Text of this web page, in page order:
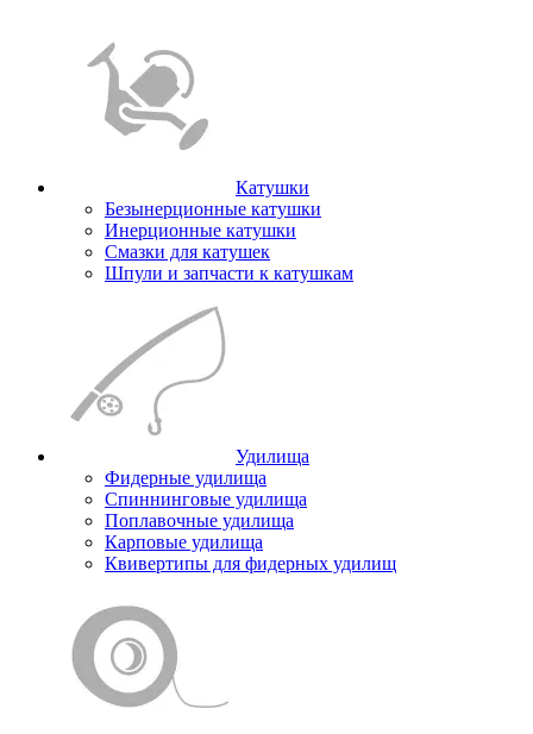
Катушки
Безынерционные катушки
Инерционные катушки
Смазки для катушек
Шпули и запчасти к катушкам
Удилища
Фидерные удилища
Спиннинговые удилища
Поплавочные удилища
Карповые удилища
Квивертипы для фидерных удилищ